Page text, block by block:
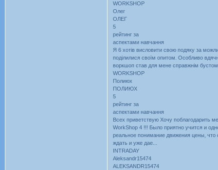
WORKSHOP
Олег
ОЛЕГ
5
рейтинг за
аспектами навчання
Я 6 хотів висловити свою подяку за
поділилися своїм опитом. Особливо
воркшоп став для мене справжнім
WORKSHOP
Полиюх
ПОЛИЮХ
5
рейтинг за
аспектами навчання
Всех приветствую Хочу поблагодарить
WorkShop 4 !!! Было приятно учится и
реальное понимание движения цены, что
ждать и уже дае...
INTRADAY
Aleksandr15474
ALEKSANDR15474